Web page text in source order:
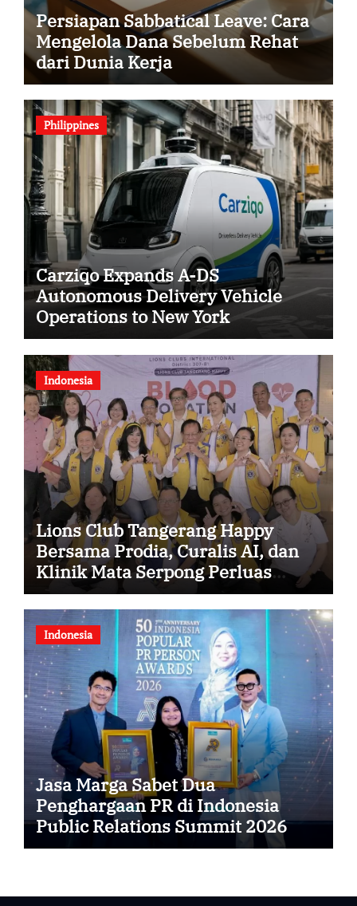
Persiapan Sabbatical Leave: Cara
Mengelola Dana Sebelum Rehat
dari Dunia Kerja
Philippines
Carziqo Expands A-DS
Autonomous Delivery Vehicle
Operations to New York
Indonesia
Lions Club Tangerang Happy
Bersama Prodia, Curalis AI, dan
Klinik Mata Serpong Perluas
Akses Layanan Kesehatan
Preventif melalui Bakti Sosial
Kesehatan
Indonesia
Jasa Marga Sabet Dua
Penghargaan PR di Indonesia
Public Relations Summit 2026